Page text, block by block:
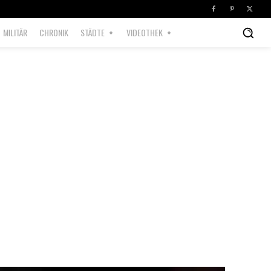
MILITÄR CHRONIK STÄDTE VIDEOTHEK